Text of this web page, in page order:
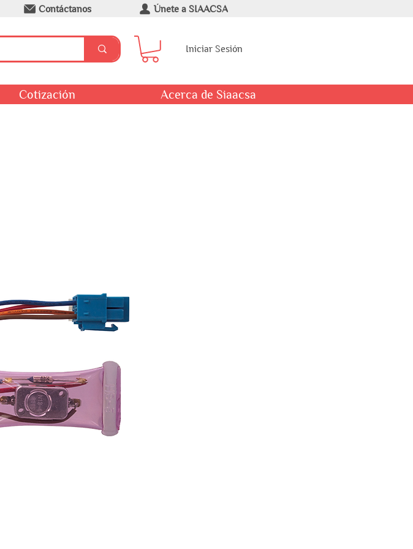
Contáctanos Únete a SIAACSA
Iniciar Sesión
Cotización Acerca de Siaacsa